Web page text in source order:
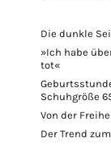
Die dunkle
»Ich habe
tot«
Schuhgröße
Von der
Der Trend